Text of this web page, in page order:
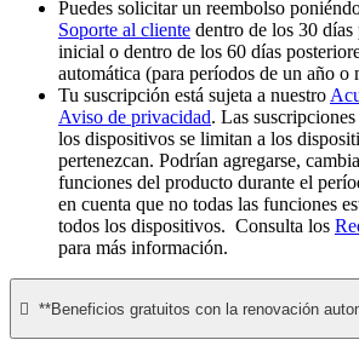
Puedes solicitar un reembolso
Soporte al cliente dentro de los 30 días
inicial o dentro de los 60 días
automática (para períodos de un año o
Tu suscripción está sujeta a nuestro
Aviso de privacidad. Las
los dispositivos se limitan a los
pertenezcan. Podrían agregarse,
funciones del producto durante el
en cuenta que no todas las funciones
todos los dispositivos. Consulta los
para más información.
 **Beneficios gratuitos con la renovación